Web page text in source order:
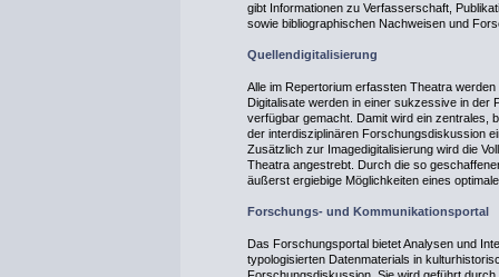
gibt Informationen zu Verfasserschaft,
sowie bibliographischen Nachweisen und
Quellendigitalisierung
Alle im Repertorium erfassten Theatra
Digitalisate werden in einer sukzessive in der
verfügbar gemacht. Damit wird ein zentrales,
der interdisziplinären Forschungsdiskussion
Zusätzlich zur Imagedigitalisierung wird die
Theatra angestrebt. Durch die so
äußerst ergiebige Möglichkeiten eines
Forschungs- und Kommunikationsportal
Das Forschungsportal bietet Analysen und
typologisierten Datenmaterials in